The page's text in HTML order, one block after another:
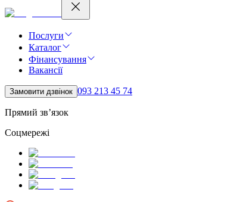
Послуги
Каталог
Фінансування
Вакансії
Замовити дзвінок 093 213 45 74
Прямий зв’язок
Соцмережі